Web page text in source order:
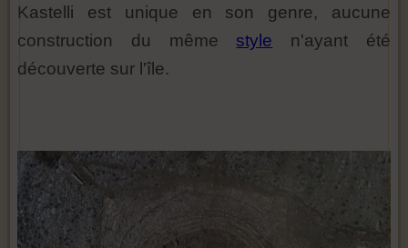
Kastelli est unique en son genre, aucune
construction du même style n'ayant été
découverte sur l'île.